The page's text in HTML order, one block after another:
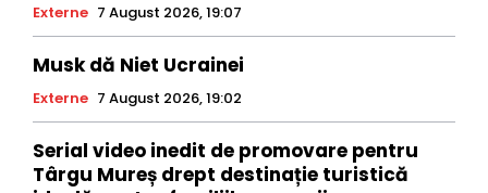
Externe 7 August 2026, 19:07
Musk dă Niet Ucrainei
Externe 7 August 2026, 19:02
Serial video inedit de promovare pentru
Târgu Mureș drept destinație turistică